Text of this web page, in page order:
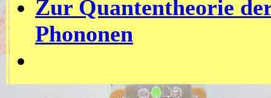
Zur Quantentheorie
Phononen